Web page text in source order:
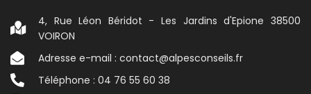
4, Rue Léon Béridot - Les Jardins d'Epione 38500
VOIRON
Adresse e-mail : contact@alpesconseils.fr
Téléphone : 04 76 55 60 38